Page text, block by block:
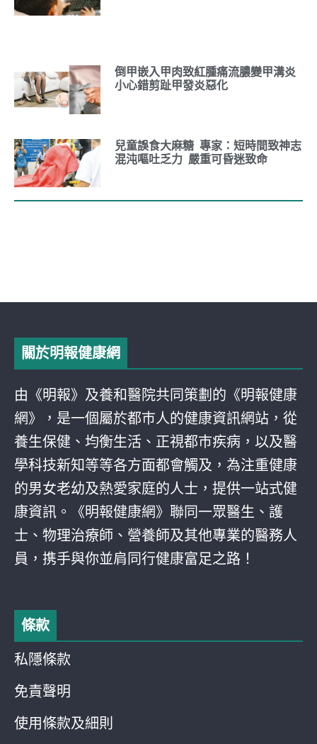
倒甲嵌入甲肉致紅腫痛流膿變甲溝炎
小心錯剪趾甲發炎惡化
兒童誤食大麻糖 專家：短時間致神志
混沌嘔吐乏力 嚴重可昏迷致命
關於明報健康網
由《明報》及養和醫院共同策劃的《明報健康
網》，是一個屬於都巿人的健康資訊網站，從
養生保健、均衡生活、正視都巿疾病，以及醫
學科技新知等等各方面都會觸及，為注重健康
的男女老幼及熱愛家庭的人士，提供一站式健
康資訊。《明報健康網》聯同一眾醫生、護
士、物理治療師、營養師及其他專業的醫務人
員，携手與你並肩同行健康富足之路！
條款
私隱條款
免責聲明
使用條款及細則